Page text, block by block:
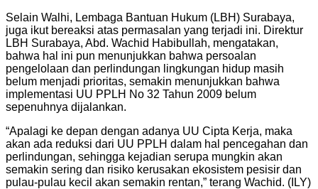
Selain Walhi, Lembaga Bantuan Hukum (LBH) Surabaya,
juga ikut bereaksi atas permasalan yang terjadi ini. Direktur
LBH Surabaya, Abd. Wachid Habibullah, mengatakan,
bahwa hal ini pun menunjukkan bahwa persoalan
pengelolaan dan perlindungan lingkungan hidup masih
belum menjadi prioritas, semakin menunjukkan bahwa
implementasi UU PPLH No 32 Tahun 2009 belum
sepenuhnya dijalankan.
“Apalagi ke depan dengan adanya UU Cipta Kerja, maka
akan ada reduksi dari UU PPLH dalam hal pencegahan dan
perlindungan, sehingga kejadian serupa mungkin akan
semakin sering dan risiko kerusakan ekosistem pesisir dan
pulau-pulau kecil akan semakin rentan,” terang Wachid. (ILY)